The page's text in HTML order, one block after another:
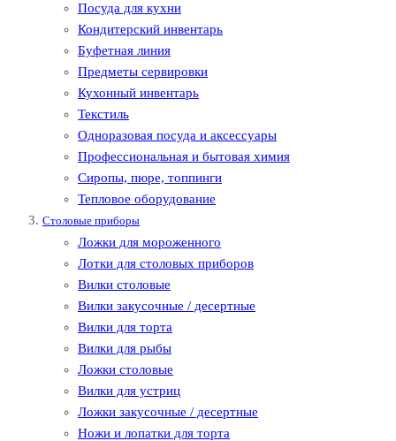
Посуда для кухни
Кондитерский инвентарь
Буфетная линия
Предметы сервировки
Кухонный инвентарь
Текстиль
Одноразовая посуда и аксессуары
Профессиональная и бытовая химия
Сиропы, пюре, топпинги
Тепловое оборудование
Столовые приборы
Ложки для мороженного
Лотки для столовых приборов
Вилки столовые
Вилки закусочные / десертные
Вилки для торта
Вилки для рыбы
Ложки столовые
Вилки для устриц
Ложки закусочные / десертные
Ножи и лопатки для торта